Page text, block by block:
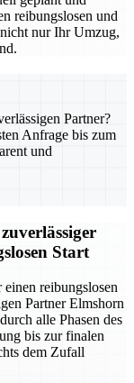
reibungslosen und
nur Ihr Umzug,
Partner?
Anfrage bis zum
und
Start
reibungslosen
Partner Elmshorn
alle Phasen des
bis zur finalen
dem Zufall